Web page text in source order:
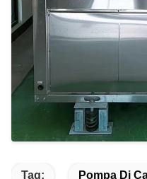
Tag: Pompa Di